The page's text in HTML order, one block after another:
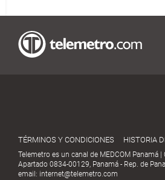
TÉRMINOS Y CONDICIONES HISTORIA
Telemetro es un canal de MEDCOM
Apartado 0834-00129, Panamá - Rep. de
email: internet@telemetro.com